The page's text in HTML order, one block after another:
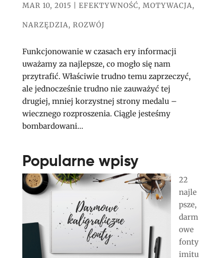
MAR 10, 2015 EFEKTYWNOŚĆ, MOTYWACJA,
NARZĘDZIA, ROZWÓJ
Funkcjonowanie w czasach ery informacji
uważamy za najlepsze, co mogło się nam
przytrafić. Właściwie trudno temu zaprzeczyć,
ale jednocześnie trudno nie zauważyć tej
drugiej, mniej korzystnej strony medalu –
wiecznego rozproszenia. Ciągle jesteśmy
bombardowani...
Popularne wpisy
22
najle
psze,
darm
owe
fonty
imitu